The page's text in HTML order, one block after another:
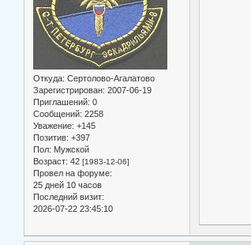
Откуда: Сертолово-Агалатово
Зарегистрирован: 2007-06-19
Приглашений: 0
Сообщений: 2258
Уважение: +145
Позитив: +397
Пол: Мужской
Возраст: 42 [1983-12-06]
Провел на форуме:
25 дней 10 часов
Последний визит:
2026-07-22 23:45:10